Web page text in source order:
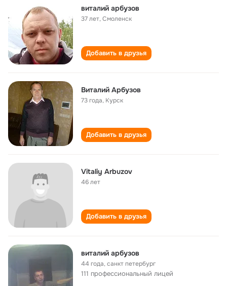
виталий арбузов
37 лет,Смоленск
Добавить в друзья
Виталий Арбузов
73 года, Курск
Добавить в друзья
Vitaliy Arbuzov
46 лет
Добавить в друзья
виталий арбузов
44 года,санкт петербург
111 профессиональный лицей